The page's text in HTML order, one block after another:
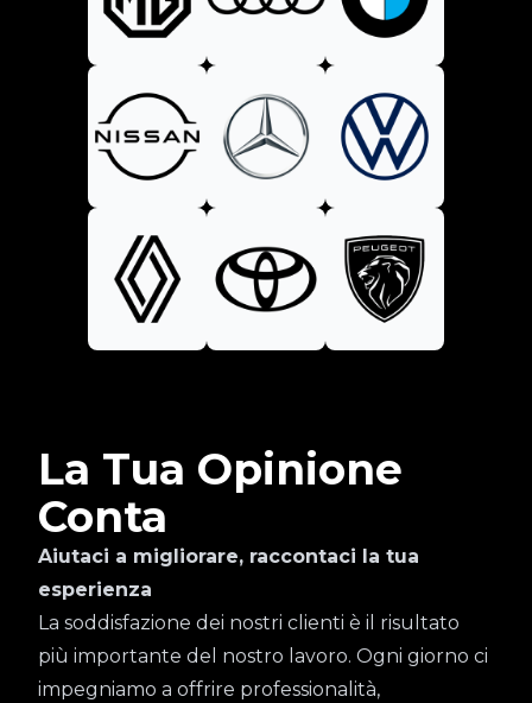
La Tua Opinione
Conta
Aiutaci a migliorare, raccontaci la tua
esperienza
La soddisfazione dei nostri clienti è il risultato
più importante del nostro lavoro. Ogni giorno ci
impegniamo a offrire professionalità,